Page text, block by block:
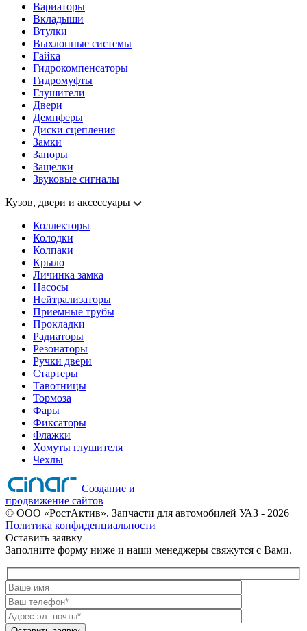
Вариаторы
Вкладыши
Втулки
Выхлопные системы
Гайка
Гидрокомпенсаторы
Гидромуфты
Глушители
Двери
Демпферы
Диски сцепления
Замки
Запоры
Защелки
Звуковые сигналы
Кузов, двери и аксессуары
Коллекторы
Колодки
Колпаки
Крыло
Личинка замка
Насосы
Нейтрализаторы
Приемные трубы
Прокладки
Радиаторы
Резонаторы
Ручки двери
Стартеры
Тавотницы
Тормоза
Фары
Фиксаторы
Флажки
Хомуты глушителя
Чехлы
Создание и
продвижение сайтов
© ООО «РостАктив». Запчасти для автомобилей УАЗ - 2026
Политика конфиденциальности
Оставить заявку
Заполните форму ниже и наши менеджеры свяжутся с Вами.